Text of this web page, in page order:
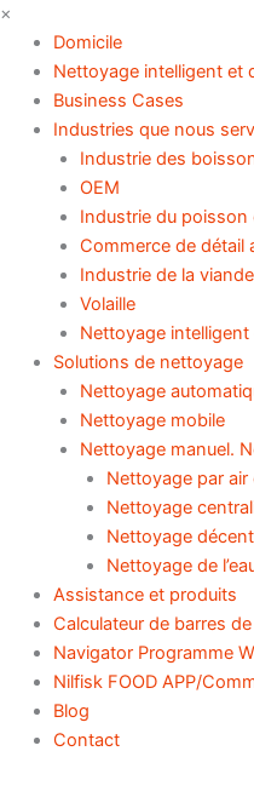
×
Domicile
Nettoyage intelligent et
Business Cases
Industries que nous
Industrie des
OEM
Industrie du
Commerce de détail
Industrie de la viande
Volaille
Nettoyage intelligent
Solutions de nettoyage
Nettoyage
Nettoyage mobile
Nettoyage manuel.
Nettoyage par air
Nettoyage
Nettoyage
Nettoyage de
Assistance et produits
Calculateur de barres
Navigator Programme
Nilfisk FOOD APP/
Blog
Contact